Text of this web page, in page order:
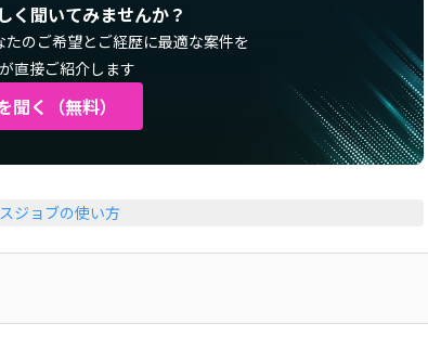
く聞いてみませんか？
たのご希望とご経歴に最適な案件を
直接ご紹介します
聞く（無料）
ジョブの使い方